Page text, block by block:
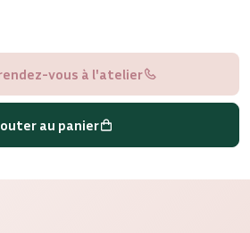
vous à l'atelier
au panier